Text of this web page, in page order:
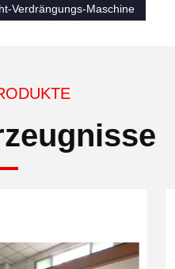
Verdrängungs-Maschine